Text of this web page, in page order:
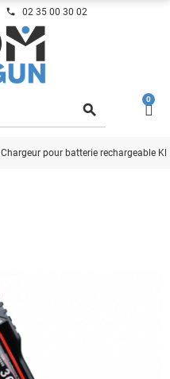
phone 02 35 00 30 02
search
0
Chargeur pour batterie rechargeable